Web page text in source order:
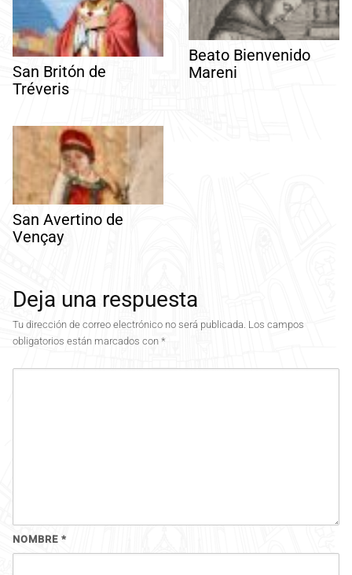
San Britón de
Tréveris
Beato Bienvenido
Mareni
San Avertino de
Vençay
Deja una respuesta
Tu dirección de correo electrónico no será publicada. Los campos
obligatorios están marcados con *
NOMBRE *